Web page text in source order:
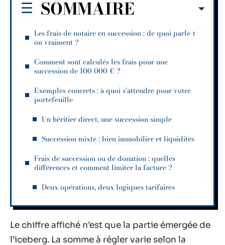
SOMMAIRE
Les frais de notaire en succession : de quoi parle-t-
on vraiment ?
Comment sont calculés les frais pour une
succession de 100 000 € ?
Exemples concrets : à quoi s’attendre pour votre
portefeuille
Un héritier direct, une succession simple
Succession mixte : bien immobilier et liquidités
Frais de succession ou de donation : quelles
différences et comment limiter la facture ?
Deux opérations, deux logiques tarifaires
Le chiffre affiché n’est que la partie émergée de
l’iceberg. La somme à régler varie selon la